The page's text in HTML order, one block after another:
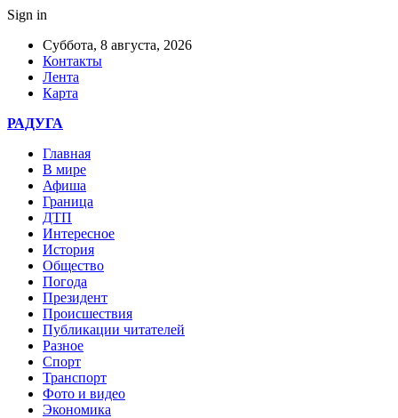
Sign in
Суббота, 8 августа, 2026
Контакты
Лента
Карта
РАДУГА
Главная
В мире
Афиша
Граница
ДТП
Интересное
История
Общество
Погода
Президент
Происшествия
Публикации читателей
Разное
Спорт
Транспорт
Фото и видео
Экономика